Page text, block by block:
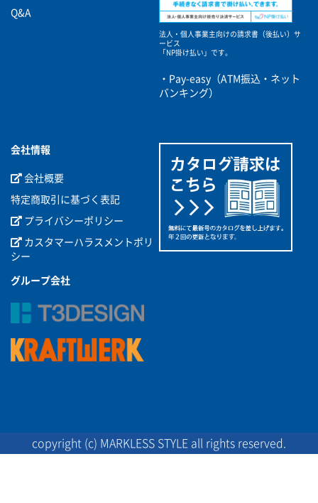
Q&A
法人・個人事業主向けの請求書（後払い）サ
ービス
「NP掛け払い」です。
・Pay-easy（ATM振込・ネット
バンキング）
会社情報
会社概要
特定商取引に基づく表記
プライバシーポリシー
カスタマーハラスメントポリ
シー
グループ会社
copyright (c) MARKLESS STYLE all rights reserved.